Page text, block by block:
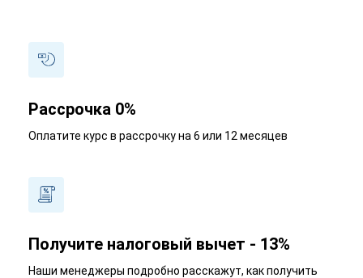
Рассрочка 0%
Оплатите курс в рассрочку на 6 или 12 месяцев
Получите налоговый вычет - 13%
Наши менеджеры подробно расскажут, как получить